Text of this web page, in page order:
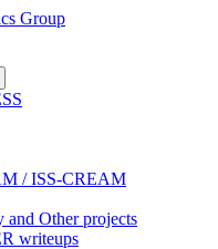
/ ISS-CREAM
and Other projects
writeups